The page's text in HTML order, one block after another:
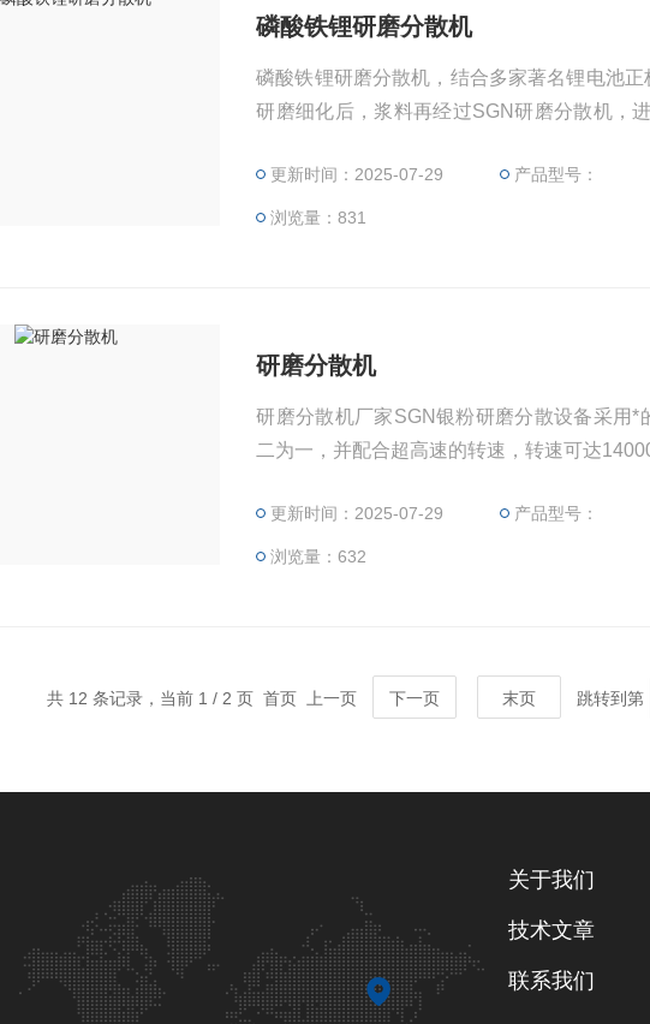
磷酸铁锂研磨分散机
磷酸铁锂研磨分散机，结合多家著名锂电池
研磨细化后，浆料再经过SGN研磨分散机，
散，Z终获得高品质的锂电池正极浆料。
更新时间：2025-07-29 产品型号：
浏览量：831
研磨分散机
研磨分散机厂家SGN银粉研磨分散设备采用
二为一，并配合超高速的转速，转速可达
更新时间：2025-07-29 产品型号：
浏览量：632
共 12 条记录，当前 1 / 2 页 首页 上一页 下一页 末页 跳转到第
关于我们
技术文章
联系我们